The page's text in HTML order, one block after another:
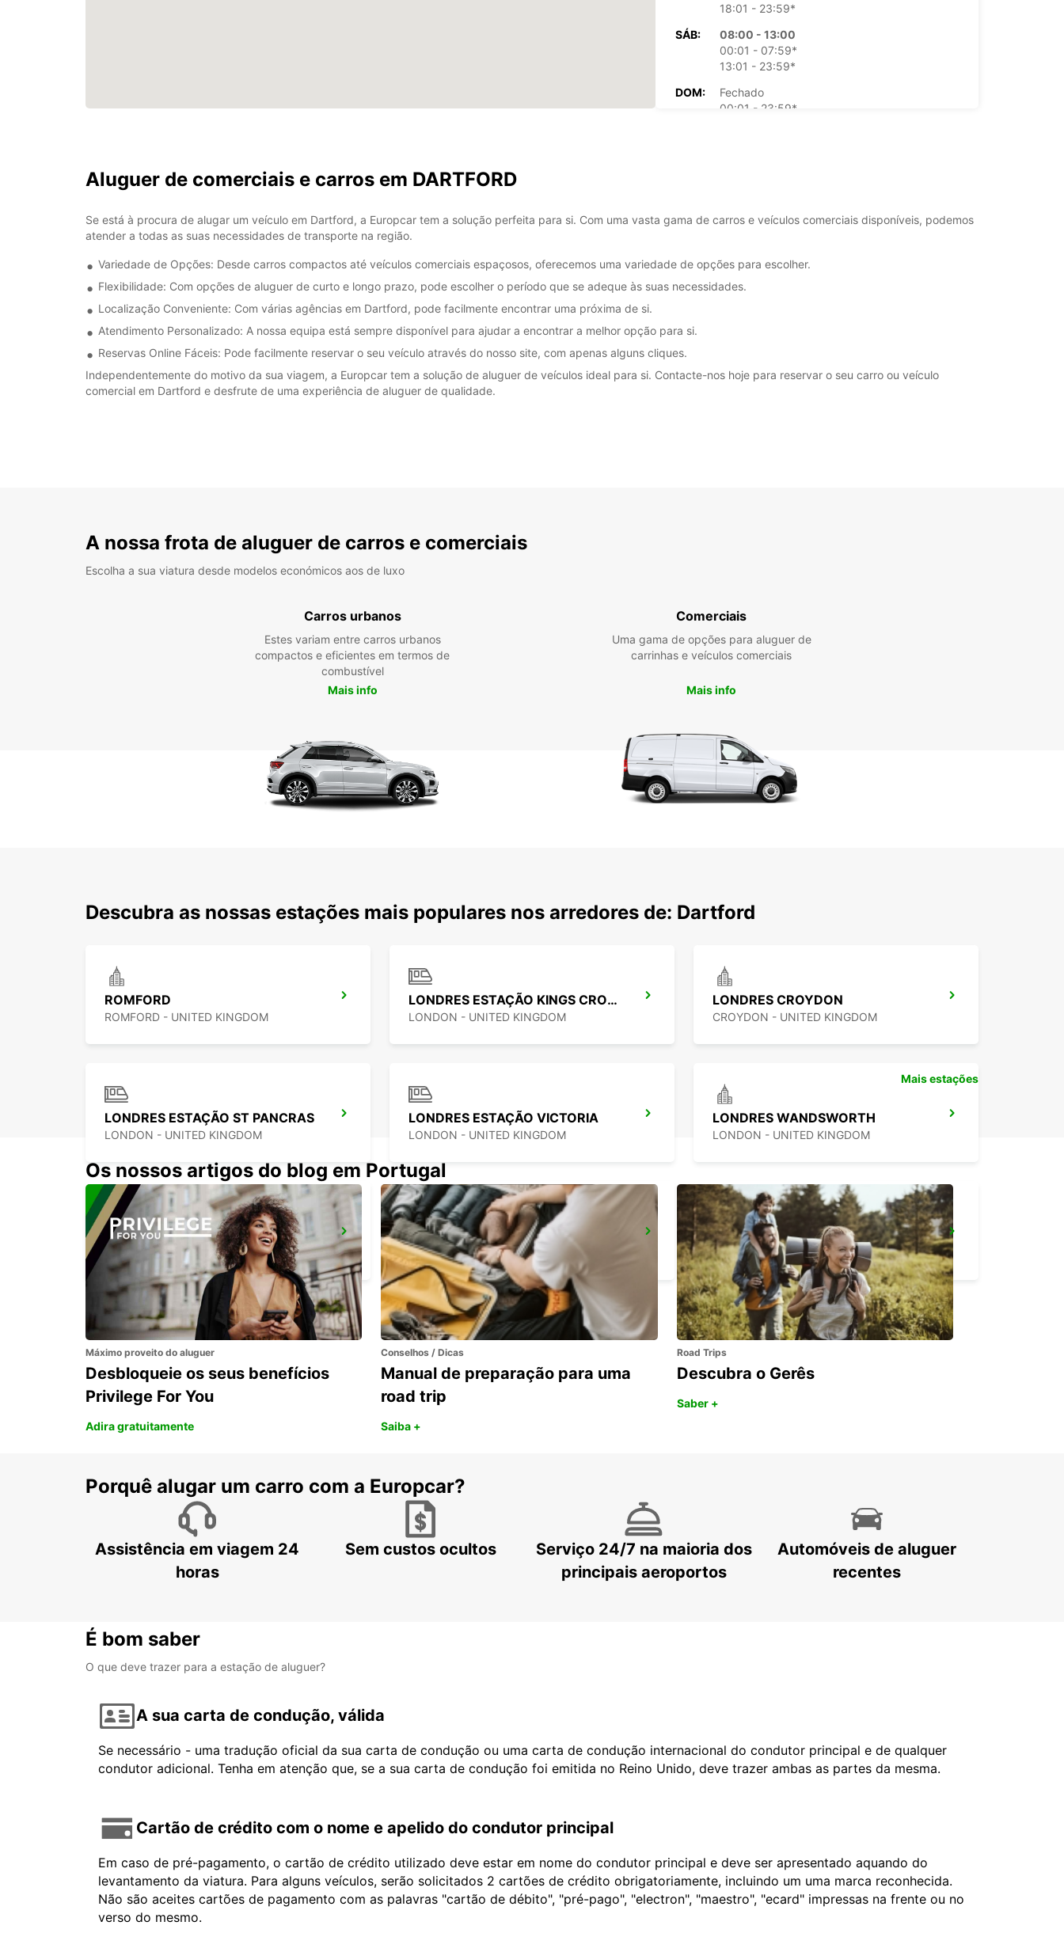
18:01 - 23:59*
SÁB:
08:00 - 13:00
00:01 - 07:59*
13:01 - 23:59*
DOM:
Fechado
00:01 - 23:59*
Aluguer de comerciais e carros em DARTFORD
Se está à procura de alugar um veículo em Dartford, a Europcar tem a solução perfeita para si. Com uma vasta gama de carros e veículos comerciais disponíveis, podemos
atender a todas as suas necessidades de transporte na região.
Variedade de Opções: Desde carros compactos até veículos comerciais espaçosos, oferecemos uma variedade de opções para escolher.
Flexibilidade: Com opções de aluguer de curto e longo prazo, pode escolher o período que se adeque às suas necessidades.
Localização Conveniente: Com várias agências em Dartford, pode facilmente encontrar uma próxima de si.
Atendimento Personalizado: A nossa equipa está sempre disponível para ajudar a encontrar a melhor opção para si.
Reservas Online Fáceis: Pode facilmente reservar o seu veículo através do nosso site, com apenas alguns cliques.
Independentemente do motivo da sua viagem, a Europcar tem a solução de aluguer de veículos ideal para si. Contacte-nos hoje para reservar o seu carro ou veículo
comercial em Dartford e desfrute de uma experiência de aluguer de qualidade.
A nossa frota de aluguer de carros e comerciais
Escolha a sua viatura desde modelos económicos aos de luxo
Carros urbanos
Estes variam entre carros urbanos
compactos e eficientes em termos de
combustível
Mais info
Comerciais
Uma gama de opções para aluguer de
carrinhas e veículos comerciais
Mais info
Descubra as nossas estações mais populares nos arredores de: Dartford
ROMFORD
ROMFORD - UNITED KINGDOM
LONDRES ESTAÇÃO KINGS CROSS
LONDON - UNITED KINGDOM
LONDRES CROYDON
CROYDON - UNITED KINGDOM
LONDRES ESTAÇÃO ST PANCRAS
LONDON - UNITED KINGDOM
LONDRES ESTAÇÃO VICTORIA
LONDON - UNITED KINGDOM
LONDRES WANDSWORTH
LONDON - UNITED KINGDOM
MAIDSTONE
MAIDSTONE - UNITED KINGDOM
LONDRES PARK ROYAL
LONDON - UNITED KINGDOM
LONDRES KINGSTON UPON THAMES
KINGSTON UPON THAMES - UNITED KINGDOM
Mais estações
Os nossos artigos do blog em Portugal
Máximo proveito do aluguer
Desbloqueie os seus benefícios
Privilege For You
Adira gratuitamente
Conselhos / Dicas
Manual de preparação para uma
road trip
Saiba +
Road Trips
Descubra o Gerês
Saber +
Porquê alugar um carro com a Europcar?
Assistência em viagem 24
horas
Sem custos ocultos
Serviço 24/7 na maioria dos
principais aeroportos
Automóveis de aluguer
recentes
É bom saber
O que deve trazer para a estação de aluguer?
A sua carta de condução, válida
Se necessário - uma tradução oficial da sua carta de condução ou uma carta de condução internacional do condutor principal e de qualquer
condutor adicional. Tenha em atenção que, se a sua carta de condução foi emitida no Reino Unido, deve trazer ambas as partes da mesma.
Cartão de crédito com o nome e apelido do condutor principal
Em caso de pré-pagamento, o cartão de crédito utilizado deve estar em nome do condutor principal e deve ser apresentado aquando do
levantamento da viatura. Para alguns veículos, serão solicitados 2 cartões de crédito obrigatoriamente, incluindo um uma marca reconhecida.
Não são aceites cartões de pagamento com as palavras "cartão de débito", "pré-pago", "electron", "maestro", "ecard" impressas na frente ou no
verso do mesmo.